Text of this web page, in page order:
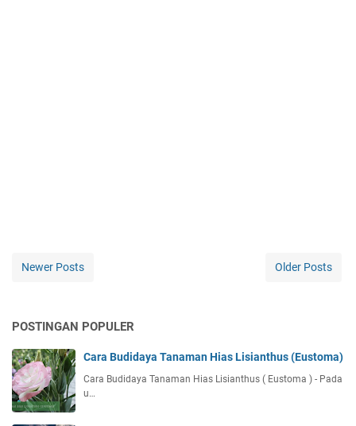
Newer Posts Older Posts
POSTINGAN POPULER
Cara Budidaya Tanaman Hias Lisianthus (Eustoma)
Cara Budidaya Tanaman Hias Lisianthus ( Eustoma ) - Pada
u…